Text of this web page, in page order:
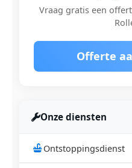
Vraag gratis een
Offerte
Onze diensten
Ontstoppingsdienst